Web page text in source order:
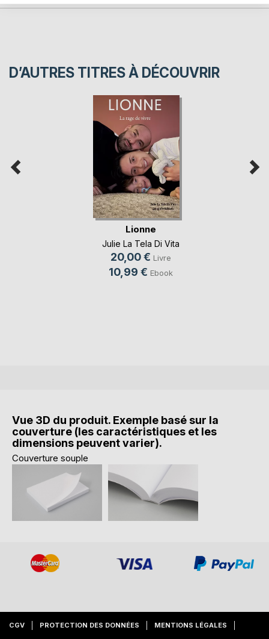
D’AUTRES TITRES À DÉCOUVRIR
Lionne
Julie La Tela Di Vita
20,00 € Livre
10,99 € Ebook
Vue 3D du produit. Exemple basé sur la
couverture (les caractéristiques et les
dimensions peuvent varier).
Couverture souple
CGV PROTECTION DES DONNÉES MENTIONS LÉGALES